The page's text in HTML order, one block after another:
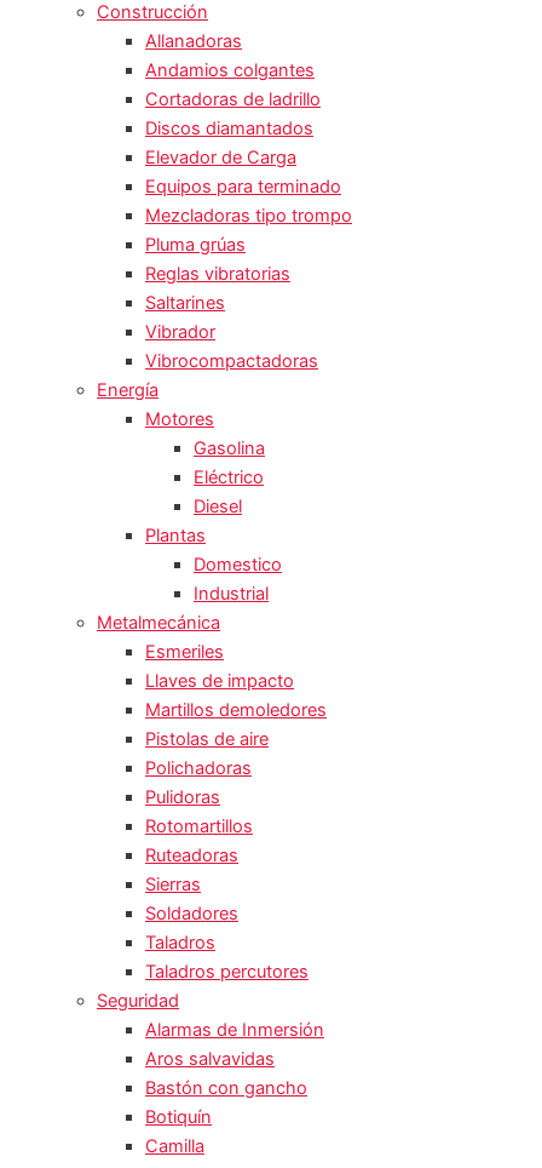
Construcción
Allanadoras
Andamios colgantes
Cortadoras de ladrillo
Discos diamantados
Elevador de Carga
Equipos para terminado
Mezcladoras tipo trompo
Pluma grúas
Reglas vibratorias
Saltarines
Vibrador
Vibrocompactadoras
Energía
Motores
Gasolina
Eléctrico
Diesel
Plantas
Domestico
Industrial
Metalmecánica
Esmeriles
Llaves de impacto
Martillos demoledores
Pistolas de aire
Polichadoras
Pulidoras
Rotomartillos
Ruteadoras
Sierras
Soldadores
Taladros
Taladros percutores
Seguridad
Alarmas de Inmersión
Aros salvavidas
Bastón con gancho
Botiquín
Camilla